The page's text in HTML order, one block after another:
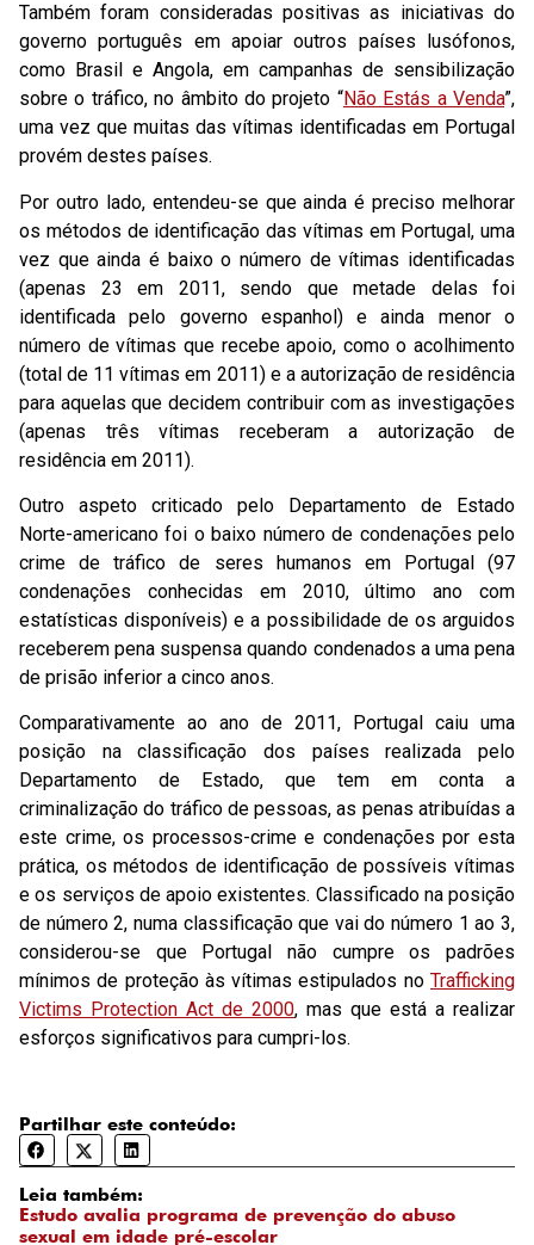
Também foram consideradas positivas as iniciativas do
governo português em apoiar outros países lusófonos,
como Brasil e Angola, em campanhas de sensibilização
sobre o tráfico, no âmbito do projeto “Não Estás a Venda”,
uma vez que muitas das vítimas identificadas em Portugal
provém destes países.
Por outro lado, entendeu-se que ainda é preciso melhorar
os métodos de identificação das vítimas em Portugal, uma
vez que ainda é baixo o número de vítimas identificadas
(apenas 23 em 2011, sendo que metade delas foi
identificada pelo governo espanhol) e ainda menor o
número de vítimas que recebe apoio, como o acolhimento
(total de 11 vítimas em 2011) e a autorização de residência
para aquelas que decidem contribuir com as investigações
(apenas três vítimas receberam a autorização de
residência em 2011).
Outro aspeto criticado pelo Departamento de Estado
Norte-americano foi o baixo número de condenações pelo
crime de tráfico de seres humanos em Portugal (97
condenações conhecidas em 2010, último ano com
estatísticas disponíveis) e a possibilidade de os arguidos
receberem pena suspensa quando condenados a uma pena
de prisão inferior a cinco anos.
Comparativamente ao ano de 2011, Portugal caiu uma
posição na classificação dos países realizada pelo
Departamento de Estado, que tem em conta a
criminalização do tráfico de pessoas, as penas atribuídas a
este crime, os processos-crime e condenações por esta
prática, os métodos de identificação de possíveis vítimas
e os serviços de apoio existentes. Classificado na posição
de número 2, numa classificação que vai do número 1 ao 3,
considerou-se que Portugal não cumpre os padrões
mínimos de proteção às vítimas estipulados no Trafficking
Victims Protection Act de 2000, mas que está a realizar
esforços significativos para cumpri-los.
Partilhar este conteúdo:
Leia também:
Estudo avalia programa de prevenção do abuso
sexual em idade pré-escolar